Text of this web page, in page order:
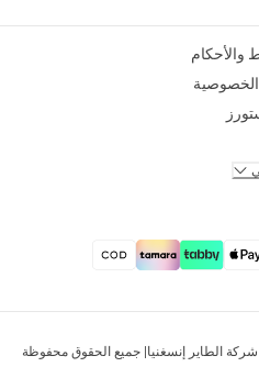
والأحكام